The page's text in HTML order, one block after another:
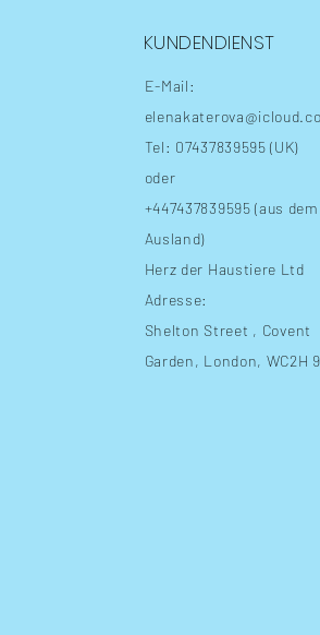
KUNDENDIENST
E-Mail:
Tel: 07437839595 (UK)
oder
+447437839595 (aus dem
Ausland)
Herz der Haustiere Ltd
Adresse:
Shelton Street , Covent
Garden, London, WC2H